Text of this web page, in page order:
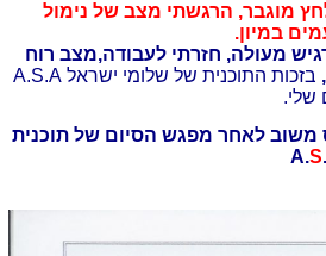
מוגבר, הרגשתי מצב של נימול
מעולה, חזרתי לעבודה,מצב רוח
בזכות התוכנית של שלומי ישראל A.S.A
שלי.
משוב לאחר מפגש הסיום של תוכנית
A.S